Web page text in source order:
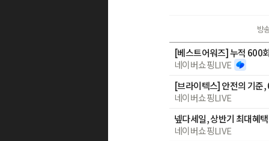
방
네이버쇼핑LIVE
[브라이텍스] 안전의 기준
네이버쇼핑LIVE
넾다세일, 상반기 최대혜
네이버쇼핑LIVE